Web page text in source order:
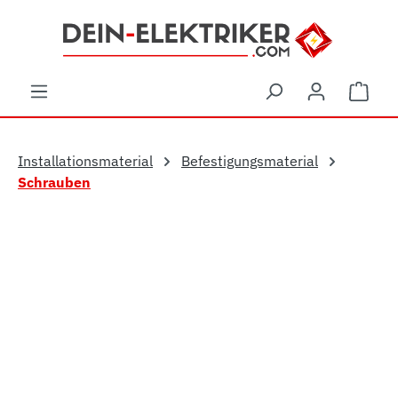
Zum Hauptinhalt springen
Installationsmaterial
Befestigungsmaterial
Schrauben